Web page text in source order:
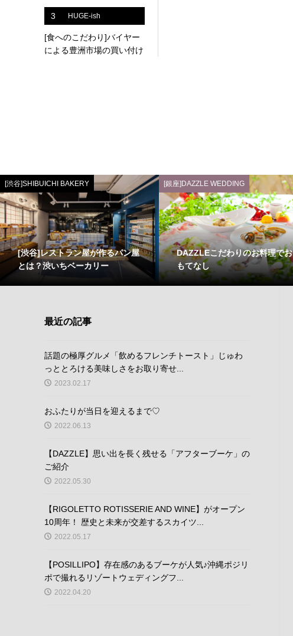
3 HUGE-ish
[食へのこだわり]バイヤー
による豊洲市場の買い付け
[渋谷]SHIBUICHI BAKERY
[渋谷]レストラン屋が作るパン屋
とは？渋いちベーカリー
[銀座]DAZZLE WEDDING
DAZZLEこだわりのお料理でお
もてなし
最近の記事
話題の極厚グルメ「飲めるフレンチトースト」じゅわ
っととろける美味しさをお取り寄せ...
2023.02.17
おふたりが当日を迎えるまで♡
2022.06.13
【DAZZLE】思い出を長く残せる「アフターブーケ」の
ご紹介
2022.05.30
【RIGOLETTO ROTISSERIE AND WINE】がオープン
10周年！ 歴史と未来が交差するスカイツ...
2022.05.17
【POSILLIPO】存在感のあるブーケが人気♪沖縄ポジリ
ポで撮れるリゾートウェディングフ...
2022.04.20